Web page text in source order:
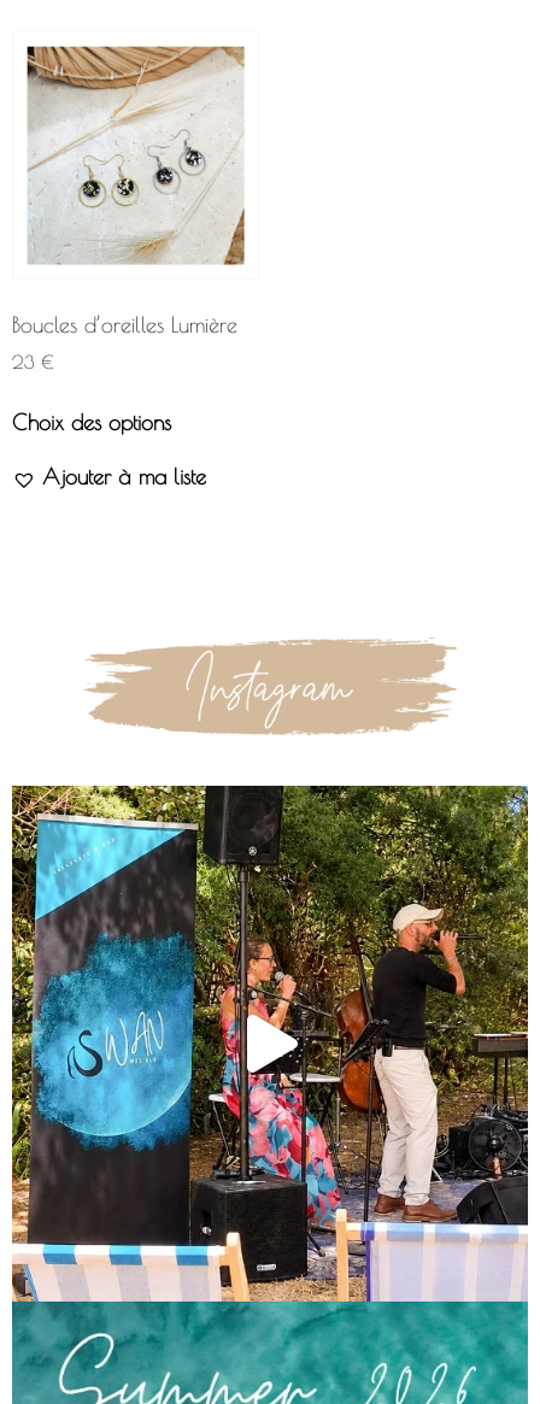
Boucles d’oreilles Lumière
23 €
Choix des options
Ajouter à ma liste